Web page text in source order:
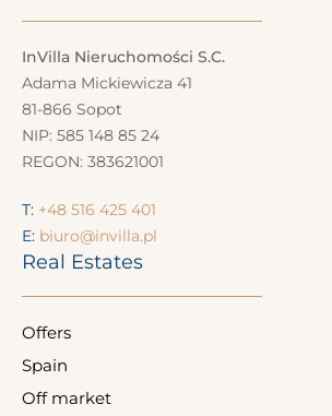
InVilla Nieruchomości S.C.
Adama Mickiewicza 41
81-866 Sopot
NIP: 585 148 85 24
REGON: 383621001
T: +48 516 425 401
E: biuro@invilla.pl
Real Estates
Offers
Spain
Off market